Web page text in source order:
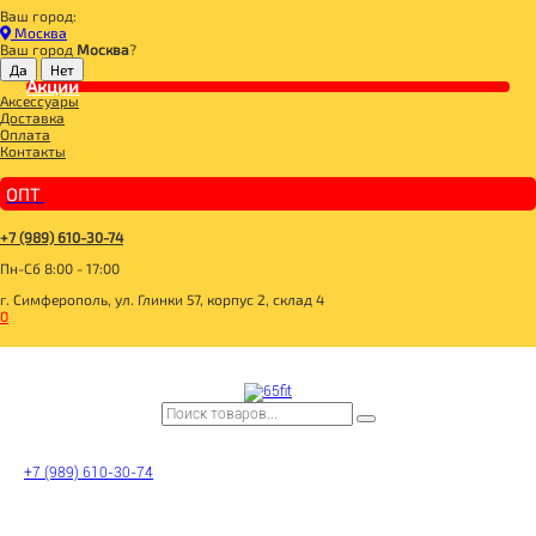
Ваш город:
Москва
Ваш город Москва?
Акции
Аксессуары
Доставка
Оплата
Контакты
ОПТ
+7 (989) 610-30-74
Пн-Сб 8:00 - 17:00
г. Симферополь, ул. Глинки 57, корпус 2, склад 4
0
+7 (989) 610-30-74
Главная
ДЛЯ ЗДОРОВОГО ПИТАНИЯ
НАПИТКИ
ЧАЙ
Ромашка цветок 40гр, Житница здоровья